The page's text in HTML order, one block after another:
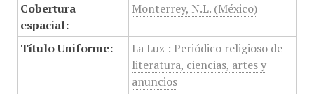
Cobertura
espacial:
Monterrey, N.L. (México)
Título Uniforme:
La Luz : Periódico religioso de
literatura, ciencias, artes y
anuncios